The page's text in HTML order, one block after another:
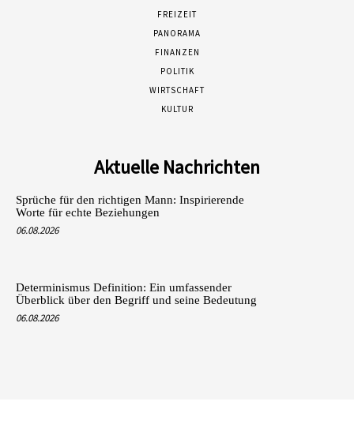
FREIZEIT
PANORAMA
FINANZEN
POLITIK
WIRTSCHAFT
KULTUR
Aktuelle Nachrichten
Sprüche für den richtigen Mann: Inspirierende
Worte für echte Beziehungen
06.08.2026
Determinismus Definition: Ein umfassender
Überblick über den Begriff und seine Bedeutung
06.08.2026